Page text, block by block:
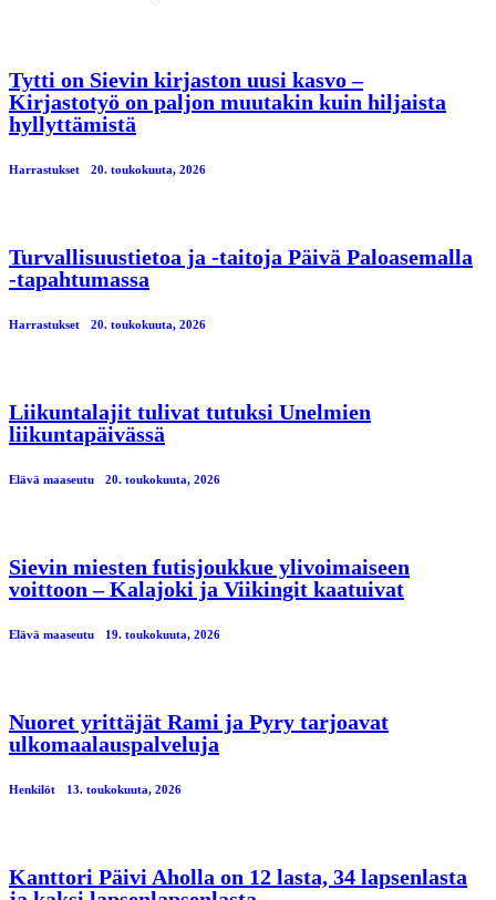
Tytti on Sievin kirjaston uusi kasvo –
Kirjastotyö on paljon muutakin kuin hiljaista
hyllyttämistä
Harrastukset 20. toukokuuta, 2026
Turvallisuustietoa ja -taitoja Päivä Paloasemalla
-tapahtumassa
Harrastukset 20. toukokuuta, 2026
Liikuntalajit tulivat tutuksi Unelmien
liikuntapäivässä
Elävä maaseutu 20. toukokuuta, 2026
Sievin miesten futisjoukkue ylivoimaiseen
voittoon – Kalajoki ja Viikingit kaatuivat
Elävä maaseutu 19. toukokuuta, 2026
Nuoret yrittäjät Rami ja Pyry tarjoavat
ulkomaalauspalveluja
Henkilöt 13. toukokuuta, 2026
Kanttori Päivi Aholla on 12 lasta, 34 lapsenlasta